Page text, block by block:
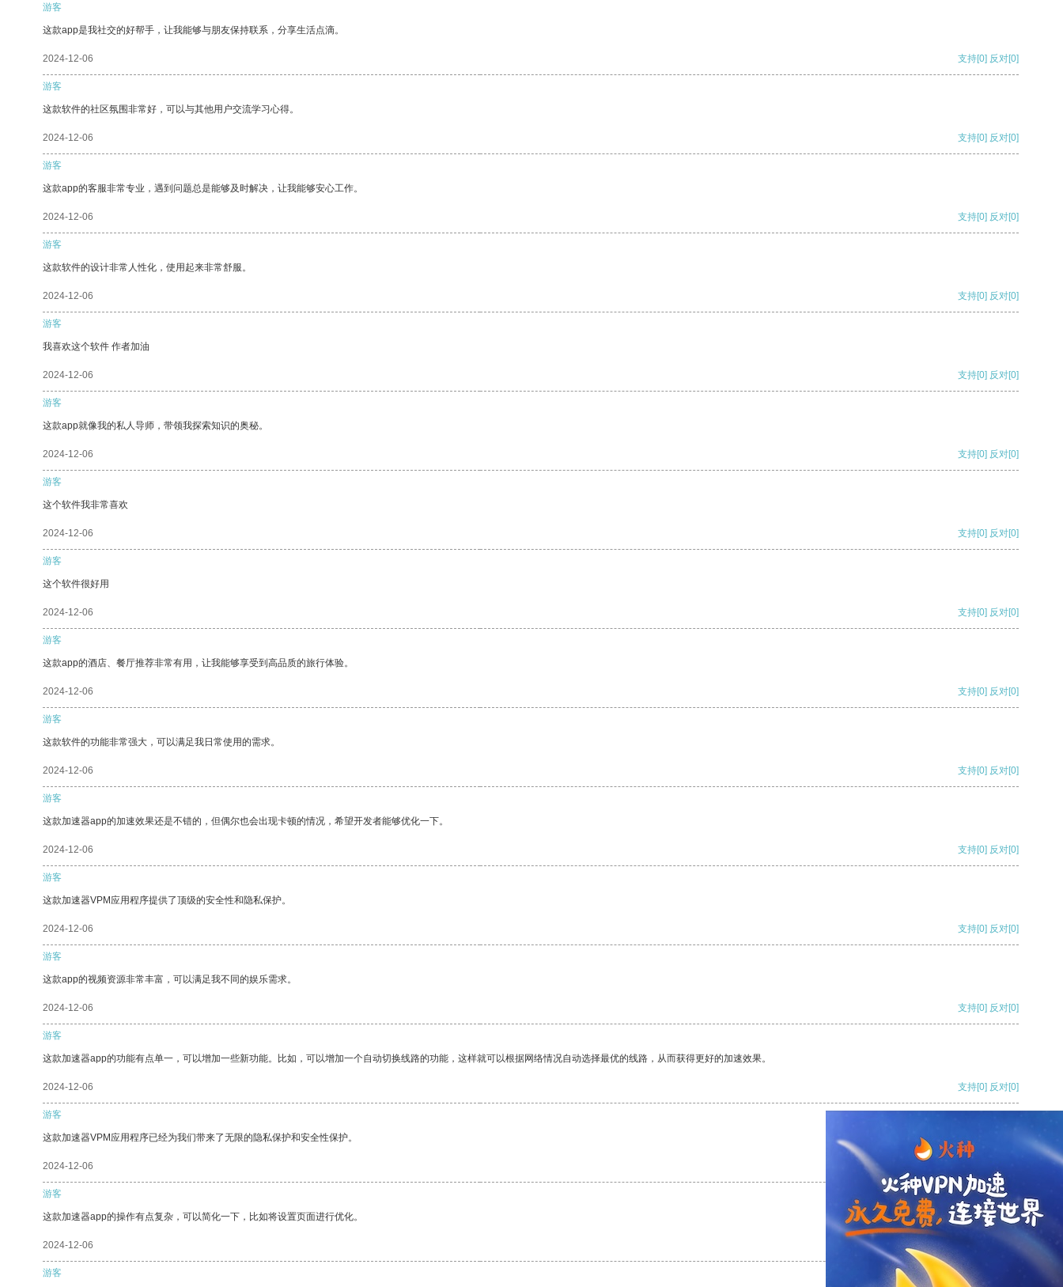
游客
这款app是我社交的好帮手，让我能够与朋友保持联系，分享生活点滴。
2024-12-06 支持[0] 反对[0]
游客
这款软件的社区氛围非常好，可以与其他用户交流学习心得。
2024-12-06 支持[0] 反对[0]
游客
这款app的客服非常专业，遇到问题总是能够及时解决，让我能够安心工作。
2024-12-06 支持[0] 反对[0]
游客
这款软件的设计非常人性化，使用起来非常舒服。
2024-12-06 支持[0] 反对[0]
游客
我喜欢这个软件 作者加油
2024-12-06 支持[0] 反对[0]
游客
这款app就像我的私人导师，带领我探索知识的奥秘。
2024-12-06 支持[0] 反对[0]
游客
这个软件我非常喜欢
2024-12-06 支持[0] 反对[0]
游客
这个软件很好用
2024-12-06 支持[0] 反对[0]
游客
这款app的酒店、餐厅推荐非常有用，让我能够享受到高品质的旅行体验。
2024-12-06 支持[0] 反对[0]
游客
这款软件的功能非常强大，可以满足我日常使用的需求。
2024-12-06 支持[0] 反对[0]
游客
这款加速器app的加速效果还是不错的，但偶尔也会出现卡顿的情况，希望开发者能够优化一下。
2024-12-06 支持[0] 反对[0]
游客
这款加速器VPM应用程序提供了顶级的安全性和隐私保护。
2024-12-06 支持[0] 反对[0]
游客
这款app的视频资源非常丰富，可以满足我不同的娱乐需求。
2024-12-06 支持[0] 反对[0]
游客
这款加速器app的功能有点单一，可以增加一些新功能。比如，可以增加一个自动切换线路的功能，这样就可以根据网络情况自动选择最优的线路，从而获得更好的加速效果。
2024-12-06 支持[0] 反对[0]
游客
这款加速器VPM应用程序已经为我们带来了无限的隐私保护和安全性保护。
2024-12-06
游客
这款加速器app的操作有点复杂，可以简化一下，比如将设置页面进行优化。
2024-12-06 反对
游客